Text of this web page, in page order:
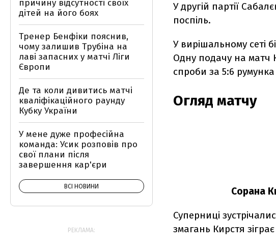
У другій партії
поспіль.
У вирішальному сеті
Одну подачу на матч
спроби за 5:6
Огляд матчу
Сорана
Суперниці
змагань Кирстя
причину відсутності своїх
дітей на його боях
Тренер Бенфіки пояснив,
чому залишив Трубіна на
лаві запасних у матчі Ліги
Європи
Де та коли дивитись матчі
кваліфікаційного раунду
Кубку України
У мене дуже професійна
команда: Усик розповів про
свої плани після
завершення кар'єри
ВСІ НОВИНИ
РЕКЛАМА: